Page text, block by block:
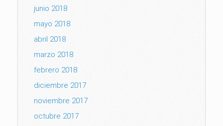
junio 2018
mayo 2018
abril 2018
marzo 2018
febrero 2018
diciembre 2017
noviembre 2017
octubre 2017